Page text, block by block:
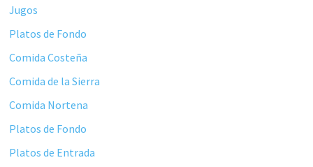
Jugos
Platos de Fondo
Comida Costeña
Comida de la Sierra
Comida Nortena
Platos de Fondo
Platos de Entrada